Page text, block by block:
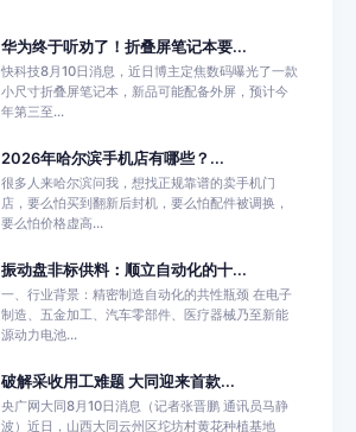
华为终于听劝了！折叠屏笔记本要...
快科技8月10日消息，近日博主定焦数码曝光了一款
小尺寸折叠屏笔记本，新品可能配备外屏，预计今
年第三至...
2026年哈尔滨手机店有哪些？...
很多人来哈尔滨问我，想找正规靠谱的卖手机门
店，要么怕买到翻新后封机，要么怕配件被调换，
要么怕价格虚高...
振动盘非标供料：顺立自动化的十...
一、行业背景：精密制造自动化的共性瓶颈 在电子
制造、五金加工、汽车零部件、医疗器械乃至新能
源动力电池...
破解采收用工难题 大同迎来首款...
央广网大同8月10日消息（记者张晋鹏 通讯员马静
波）近日，山西大同云州区坨坊村黄花种植基地